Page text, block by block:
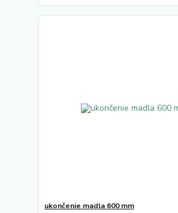
ukončenie madla 600 mm